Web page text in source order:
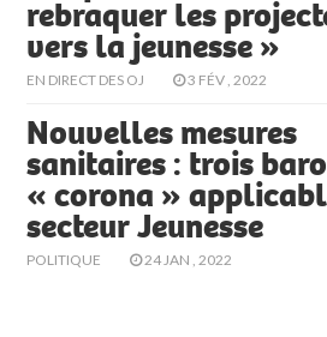
rebraquer les
vers la jeunesse »
EN DIRECT DES OJ 3 FÉV , 2022
Nouvelles mesures
sanitaires : trois
« corona »
secteur Jeunesse
POLITIQUE 24 JAN , 2022